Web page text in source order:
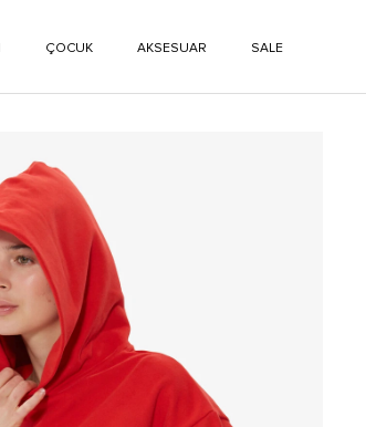
ÇOCUK AKSESUAR SALE